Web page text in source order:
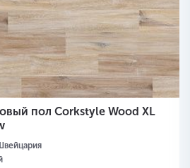
пол Corkstyle Wood XL